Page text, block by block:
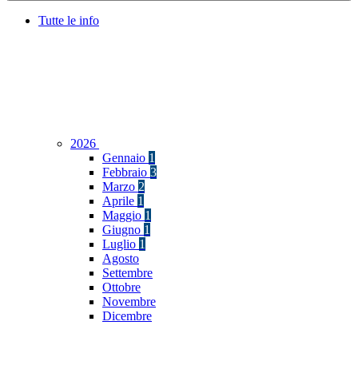
Tutte le info
2026
Gennaio 1
Febbraio 3
Marzo 2
Aprile 1
Maggio 1
Giugno 1
Luglio 1
Agosto
Settembre
Ottobre
Novembre
Dicembre